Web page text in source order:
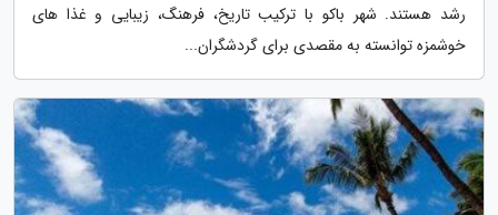
رشد هستند. شهر باکو با ترکیب تاریخ، فرهنگ، زیبایی و غذا های
خوشمزه توانسته به مقصدی برای گردشگران...